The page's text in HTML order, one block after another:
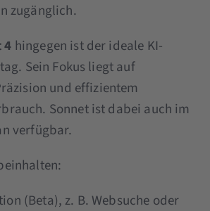
zugänglich.
4 hingegen ist der ideale KI-
Sein Fokus liegt auf
und effizientem
Sonnet ist dabei auch im
verfügbar.
(Beta), z. B. Websuche oder